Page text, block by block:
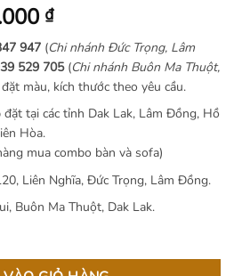
₫.
₫Giá
hiện
tại
là:
15.200.000 ₫.
947 (Chi nhánh Đức Trọng, Lâm
529 705(Chi nhánh Buôn Ma Thuột,
màu, kích thước theo yêu cầu.
tại các tỉnh Dak Lak, Lâm Đồng, Hồ
Hòa.
mua combo bàn và sofa)
Liên Nghĩa, Đức Trọng, Lâm Đồng.
Buôn Ma Thuột, Dak Lak.